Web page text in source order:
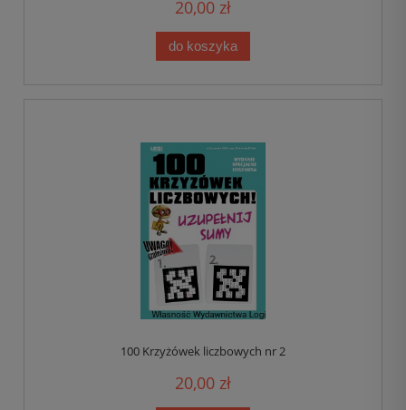
20,00 zł
do koszyka
100 Krzyżówek liczbowych nr 2
20,00 zł